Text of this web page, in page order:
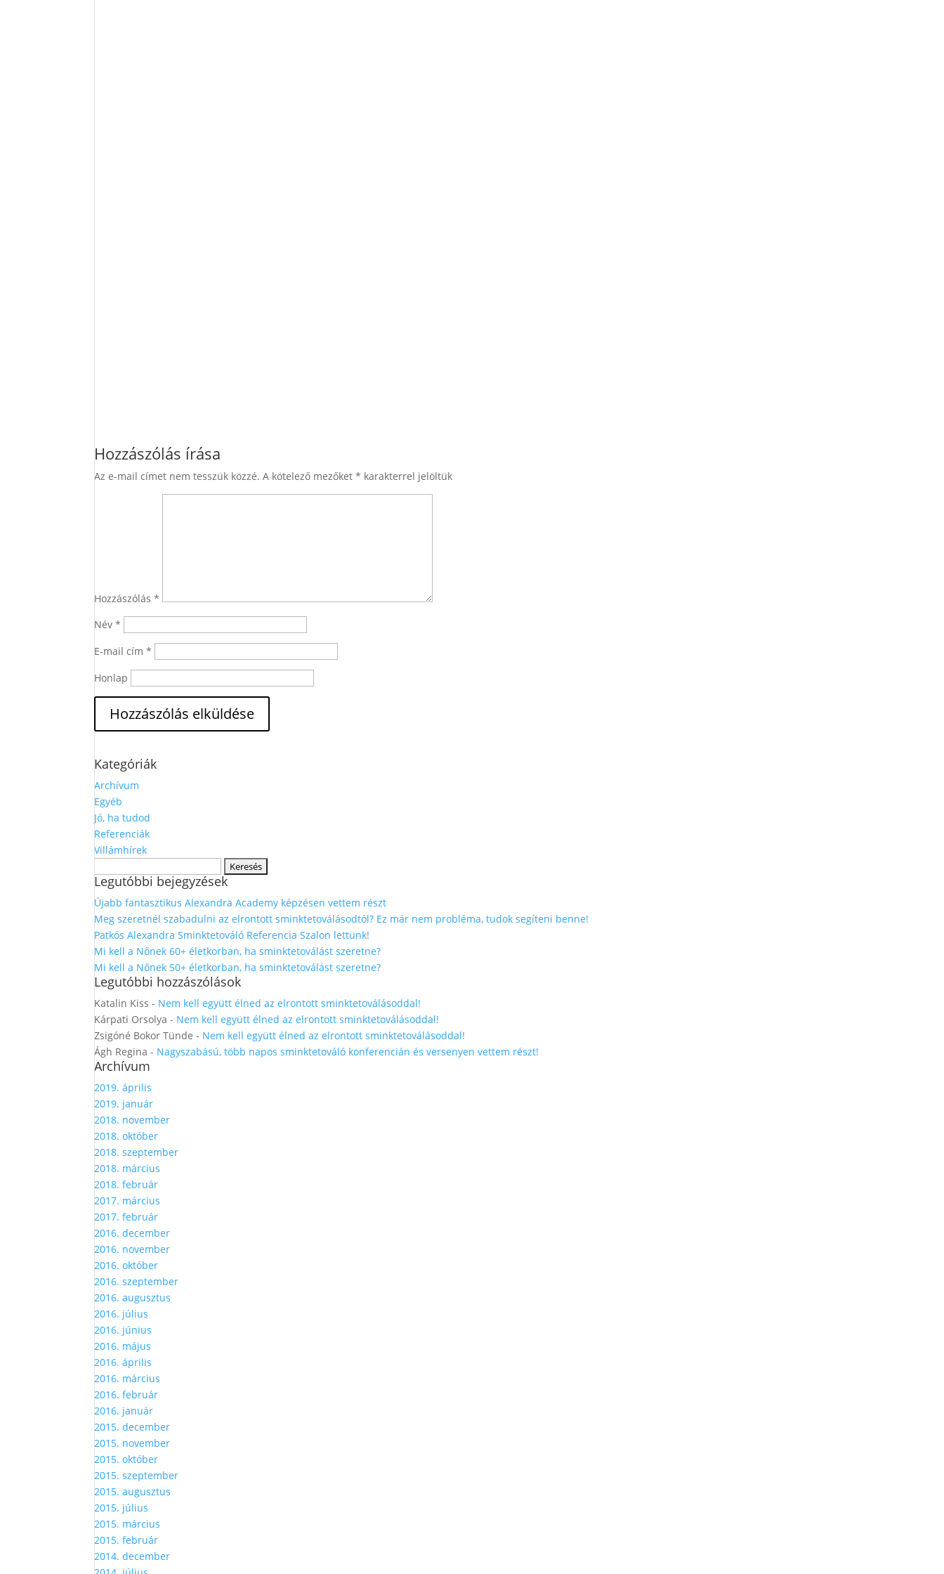
Hozzászólás írása
Az e-mail címet nem tesszük közzé. A kötelező mezőket* karakterrel jelöltük
Hozzászólás*
Név*
E-mail cím*
Honlap
Kategóriák
Archívum
Egyéb
Jó, ha tudod
Referenciák
Villámhírek
Legutóbbi bejegyzések
Újabb fantasztikus Alexandra Academy képzésen vettem részt
Meg szeretnél szabadulni az elrontott sminktetoválásodtól? Ez már nem probléma, tudok segíteni benne!
Patkós Alexandra Sminktetováló Referencia Szalon lettünk!
Mi kell a Nőnek 60+ életkorban, ha sminktetoválást szeretne?
Mi kell a Nőnek 50+ életkorban, ha sminktetoválást szeretne?
Legutóbbi hozzászólások
Katalin Kiss - Nem kell együtt élned az elrontott sminktetoválásoddal!
Kárpati Orsolya - Nem kell együtt élned az elrontott sminktetoválásoddal!
Zsigóné Bokor Tünde - Nem kell együtt élned az elrontott sminktetoválásoddal!
Ágh Regina - Nagyszabású, több napos sminktetováló konferencián és versenyen vettem részt!
Archívum
2019. április
2019. január
2018. november
2018. október
2018. szeptember
2018. március
2018. február
2017. március
2017. február
2016. december
2016. november
2016. október
2016. szeptember
2016. augusztus
2016. július
2016. június
2016. május
2016. április
2016. március
2016. február
2016. január
2015. december
2015. november
2015. október
2015. szeptember
2015. augusztus
2015. július
2015. március
2015. február
2014. december